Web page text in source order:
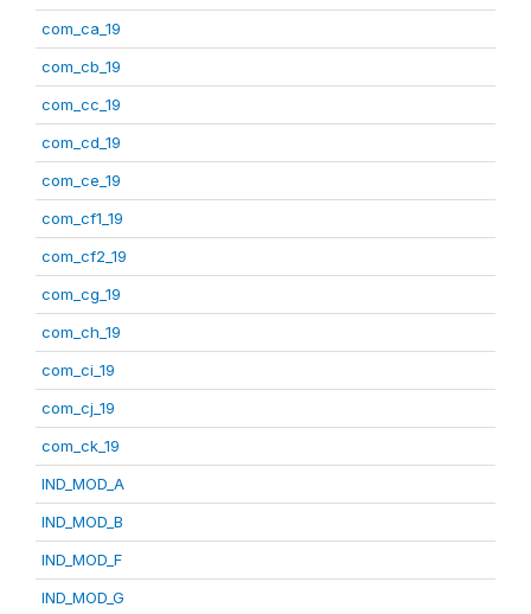
com_ca_19
com_cb_19
com_cc_19
com_cd_19
com_ce_19
com_cf1_19
com_cf2_19
com_cg_19
com_ch_19
com_ci_19
com_cj_19
com_ck_19
IND_MOD_A
IND_MOD_B
IND_MOD_F
IND_MOD_G